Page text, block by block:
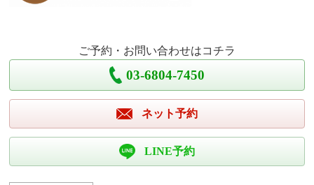
ご予約・お問い合わせはコチラ
03-6804-7450
ネット予約
LINE予約